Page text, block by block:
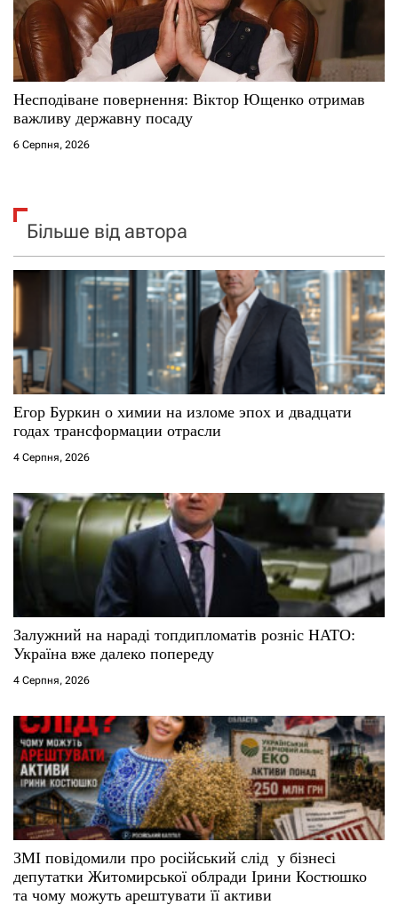
Несподіване повернення: Віктор Ющенко отримав
важливу державну посаду
6 Серпня, 2026
Більше від автора
Егор Буркин о химии на изломе эпох и двадцати
годах трансформации отрасли
4 Серпня, 2026
Залужний на нараді топдипломатів розніс НАТО:
Україна вже далеко попереду
4 Серпня, 2026
ЗМІ повідомили про російський слід у бізнесі
депутатки Житомирської облради Ірини Костюшко
та чому можуть арештувати її активи